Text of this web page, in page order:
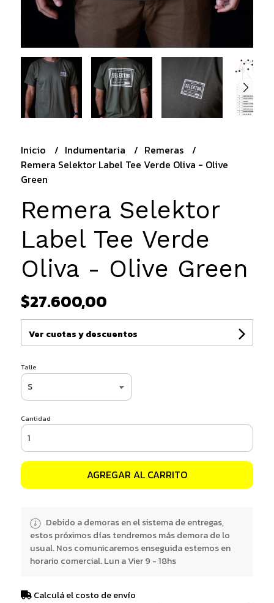
Inicio Indumentaria
Remeras
Remera Selektor Label Tee Verde Oliva - Olive
Green
Remera Selektor
Label Tee Verde
Oliva - Olive Green
$27.600,00
Ver cuotas y descuentos
Talle
Cantidad
AGREGAR AL CARRITO
Debido a demoras en el sistema de entregas,
estos próximos días tendremos más demora de lo
usual. Nos comunicaremos enseguida estemos en
horario comercial. Lun a Vier 9 - 18hs
Calculá el costo de envío